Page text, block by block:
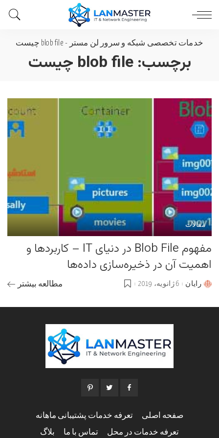
خدمات تخصصی شبکه و سرور لن مستر - blob file چیست
برچسب:blob file چیست
مقالات
مفهوم Blob File در دنیای IT – کاربردها و
اهمیت آن در ذخیره‌سازی داده‌ها
Postedرایان 6 ژانویه، 2019 مطالعه بیشتر
صفحه اصلی تعرفه خدمات پشتیبانی ماهانه
تعرفه خدمات در محل تماس با ما بلاگ